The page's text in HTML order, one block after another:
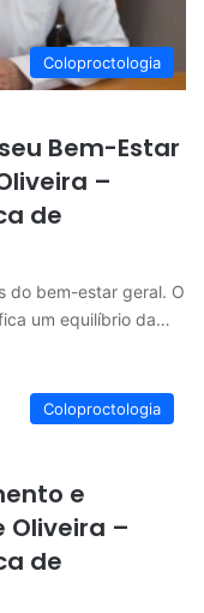
Coloproctologia
Bem-Estar
–
de
do bem-estar geral. O
um equilíbrio da…
Coloproctologia
e
Oliveira –
de